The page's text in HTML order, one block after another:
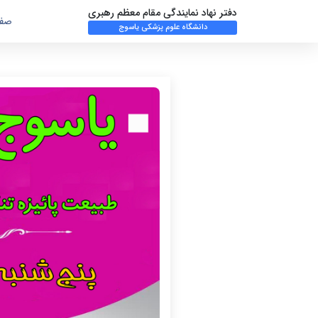
دفتر نهاد نمایندگی مقام معظم رهبری
دانشگاه علوم پزشکی یاسوج